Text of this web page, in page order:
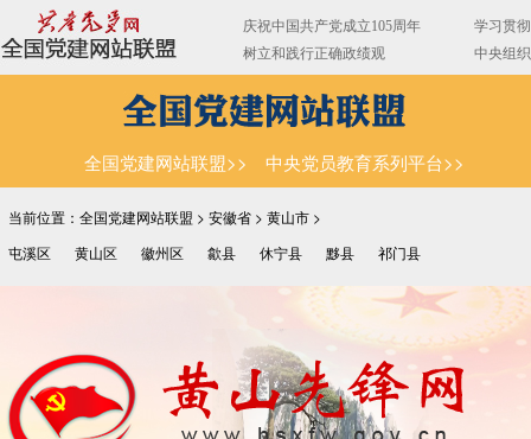
全国党建网站联盟>> 中央党员教育系列平台>>
当前位置：全国党建网站联盟 > 安徽省 > 黄山市 >
屯溪区
黄山区 徽州区 歙县 休宁县 黟县 祁门县